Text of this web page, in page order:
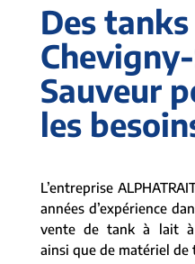
Des
Sauveur
les
L’entreprise
années d’expérience
vente de tank à lait
ainsi que de matériel de